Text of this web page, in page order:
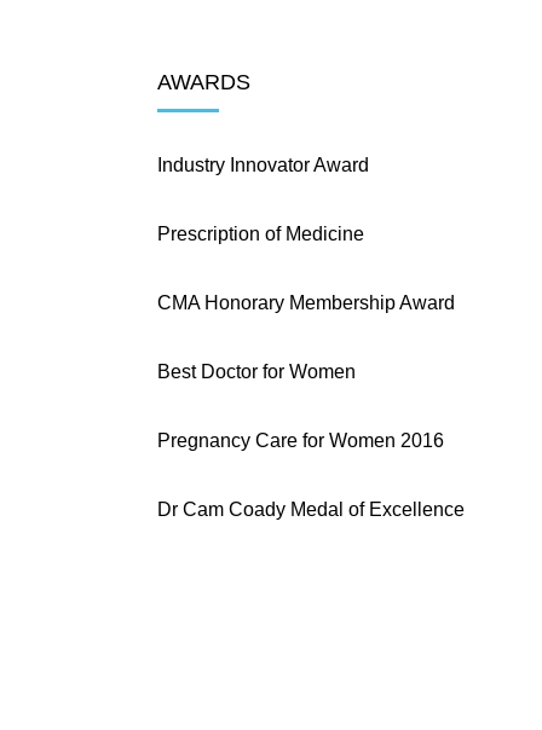
AWARDS
Industry Innovator Award
Prescription of Medicine
CMA Honorary Membership Award
Best Doctor for Women
Pregnancy Care for Women 2016
Dr Cam Coady Medal of Excellence